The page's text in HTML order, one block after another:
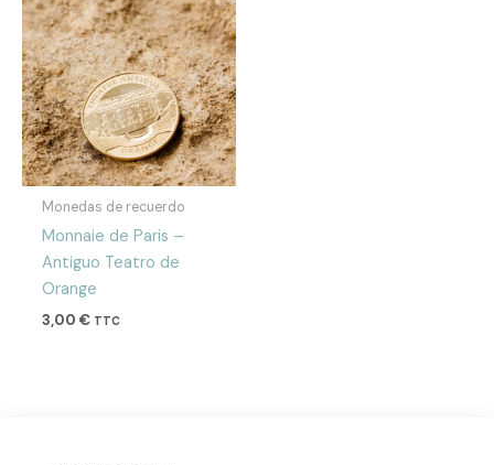
Monedas de recuerdo
Monnaie de Paris –
Antiguo Teatro de
Orange
3,00 € TTC